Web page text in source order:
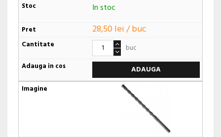
In stoc
28,50 lei / buc
buc
ADAUGA